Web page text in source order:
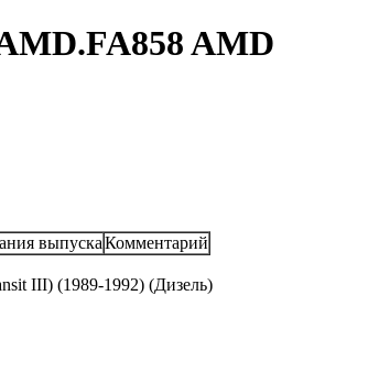
AMD
выпускаКомментарий
III) (1989-1992) (Дизель)